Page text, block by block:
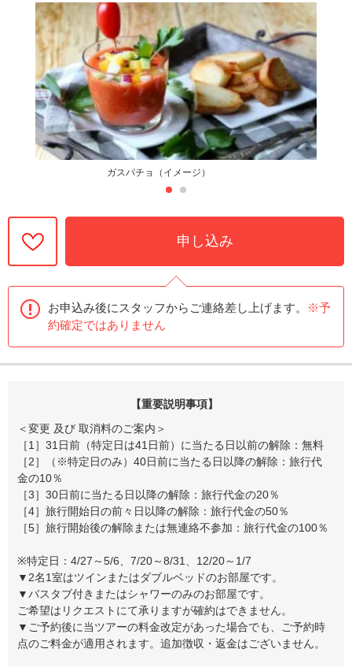
ガスパチョ（イメージ）
申し込み
お申込み後にスタッフからご連絡差し上げます。
※予
約確定ではありません
【重要説明事項】
＜変更 及び 取消料のご案内＞
［1］31日前（特定日は41日前）に当たる日以前の解除：無料
［2］（※特定日のみ）40日前に当たる日以降の解除：旅行代
金の10％
［3］30日前に当たる日以降の解除：旅行代金の20％
［4］旅行開始日の前々日以降の解除：旅行代金の50％
［5］旅行開始後の解除または無連絡不参加：旅行代金の100％
※特定日：4/27～5/6、7/20～8/31、12/20～1/7
▼2名1室はツインまたはダブルベッドのお部屋です。
▼バスタブ付きまたはシャワーのみのお部屋です。
ご希望はリクエストにて承りますが確約はできません。
▼ご予約後に当ツアーの料金改定があった場合でも、ご予約時
点のご料金が適用されます。追加徴収・返金はございません。